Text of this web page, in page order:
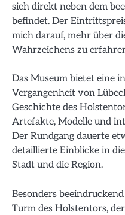
sich direkt neben dem
befindet. Der
mich darauf, mehr über
Wahrzeichens zu
Das Museum bietet eine
Vergangenheit von
Geschichte des
Artefakte, Modelle und
Der Rundgang dauerte
detaillierte Einblicke in
Stadt und die Region.
Besonders
Turm des Holstentors,